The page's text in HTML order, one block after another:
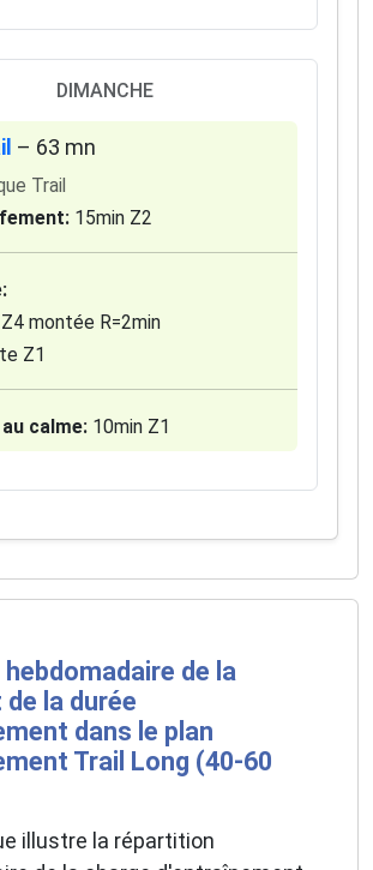
DIMANCHE
– 63 mn
Trail
15min Z2
montée R=2min
Z1
calme: 10min Z1
de la
la durée
dans le plan
Trail Long (40-60
illustre la répartition